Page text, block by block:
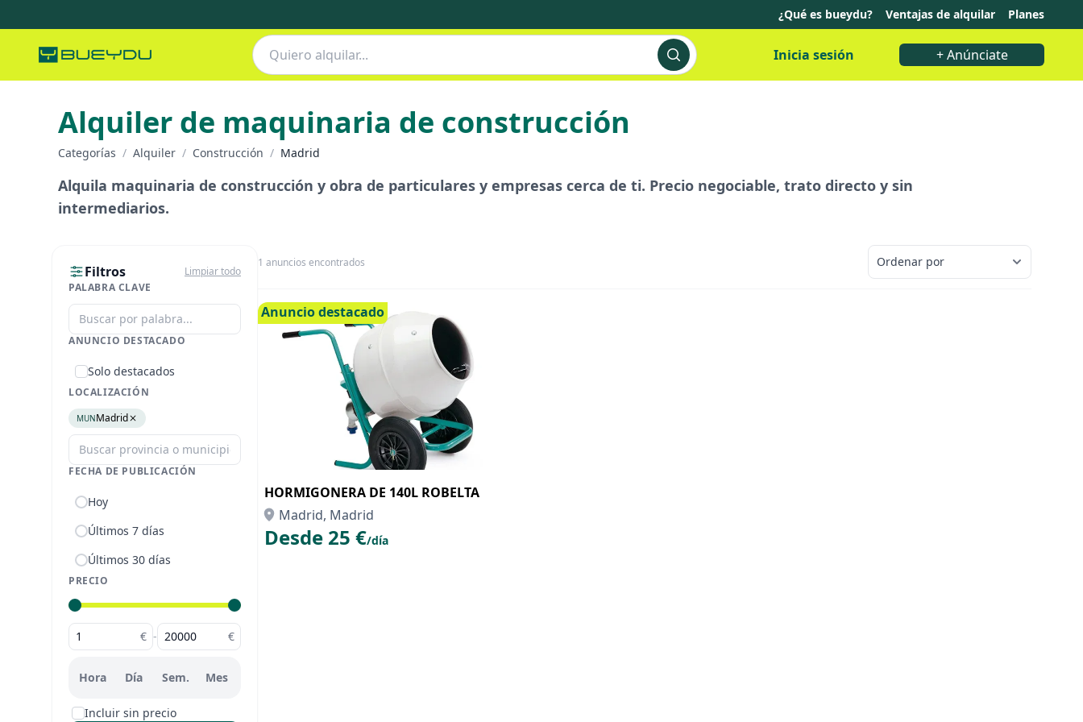
¿Qué es bueydu? Ventajas de alquilar Planes
Inicia sesión + Anúnciate
Alquiler de maquinaria de construcción
Categorías / Alquiler / Construcción / Madrid
Alquila maquinaria de construcción y obra de particulares y empresas cerca de ti. Precio negociable, trato directo y sin
intermediarios.
Filtros
Limpiar todo
PALABRA CLAVE
ANUNCIO DESTACADO
Solo destacados
LOCALIZACIÓN
MUNMadrid
FECHA DE PUBLICACIÓN
Hoy
Últimos 7 días
Últimos 30 días
PRECIO
€ - €
Hora Día Sem. Mes
Incluir sin precio
1 anuncios encontrados
Anuncio destacado
HORMIGONERA DE 140L ROBELTA
Madrid, Madrid
Desde 25 €/día